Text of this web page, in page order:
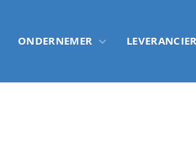
ONDERNEMER LEVERANCIER